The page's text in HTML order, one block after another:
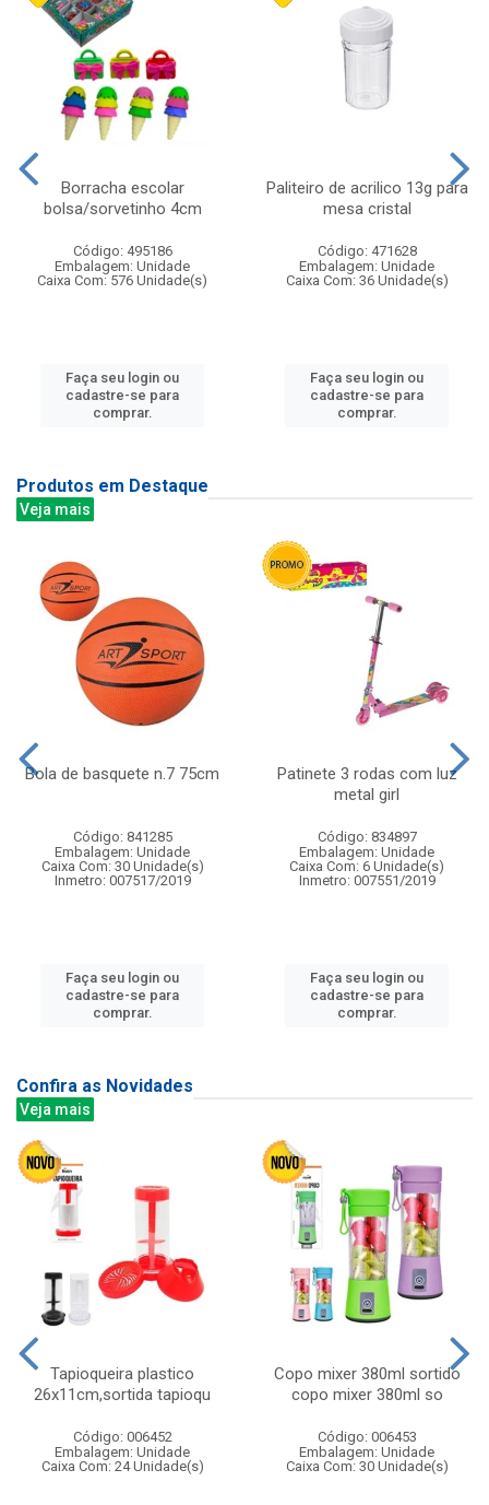
Borracha escolar
bolsa/sorvetinho 4cm
Código: 495186
Embalagem: Unidade
Caixa Com: 576 Unidade(s)
Faça seu login ou
cadastre-se para
comprar.
Paliteiro de acrilico 13g para
mesa cristal
Código: 471628
Embalagem: Unidade
Caixa Com: 36 Unidade(s)
Faça seu login ou
cadastre-se para
comprar.
Produtos em Destaque
Veja mais
Bola de basquete n.7 75cm
Código: 841285
Embalagem: Unidade
Caixa Com: 30 Unidade(s)
Inmetro: 007517/2019
Faça seu login ou
cadastre-se para
comprar.
Patinete 3 rodas com luz
metal girl
Código: 834897
Embalagem: Unidade
Caixa Com: 6 Unidade(s)
Inmetro: 007551/2019
Faça seu login ou
cadastre-se para
comprar.
Confira as Novidades
Veja mais
Tapioqueira plastico
26x11cm,sortida tapioqu
Código: 006452
Embalagem: Unidade
Caixa Com: 24 Unidade(s)
Copo mixer 380ml sortido
copo mixer 380ml so
Código: 006453
Embalagem: Unidade
Caixa Com: 30 Unidade(s)